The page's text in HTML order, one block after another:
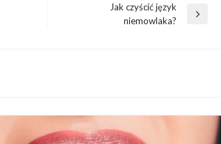
Jak czyścić język
niemowlaka?